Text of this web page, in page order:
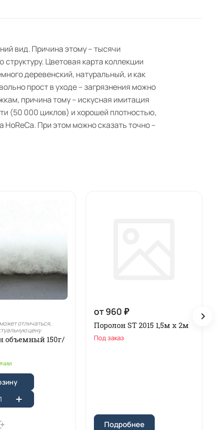
вид. Причина этому – тысячи
Цветовая карта коллекции
деревенский, натуральный, и как
прост в уходе – загрязнения можно
причина тому – искусная имитация
(50 000 циклов) и хорошей плотностью,
При этом можно сказать точно –
отличаться,
цену
объемный 150г/
от 960 ₽
Поролон ST 2015 1,5м х 2м
Под заказ
Подробнее